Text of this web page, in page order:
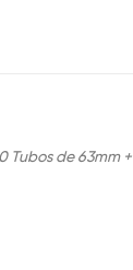
Tubos de 63mm +